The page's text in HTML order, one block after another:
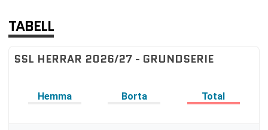
TABELL
SSL HERRAR 2026/27 - GRUNDSERIE
Hemma Borta Total